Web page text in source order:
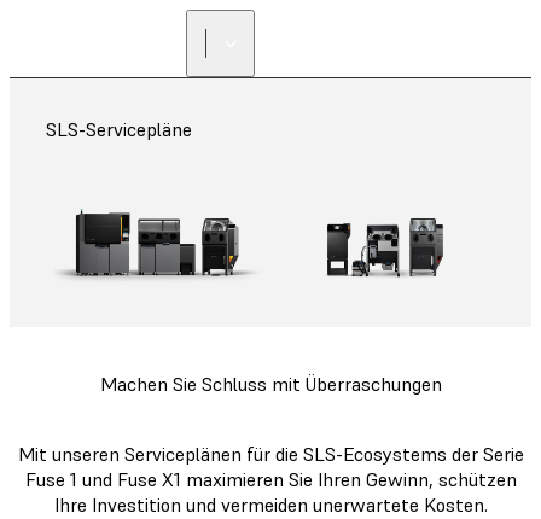
SLS-Servicepläne
Machen Sie Schluss mit Überraschungen
Mit unseren Serviceplänen für die SLS-Ecosystems der Serie
Fuse 1 und Fuse X1 maximieren Sie Ihren Gewinn, schützen
Ihre Investition und vermeiden unerwartete Kosten.